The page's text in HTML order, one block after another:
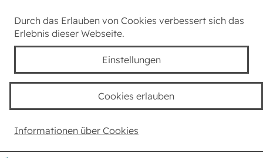
Durch das Erlauben von Cookies verbessert sich das
Erlebnis dieser Webseite.
Einstellungen
Informationen über Cookies
Cookies erlauben
Taube Kultur
Kids
Haben Sie einen Vorschlag?